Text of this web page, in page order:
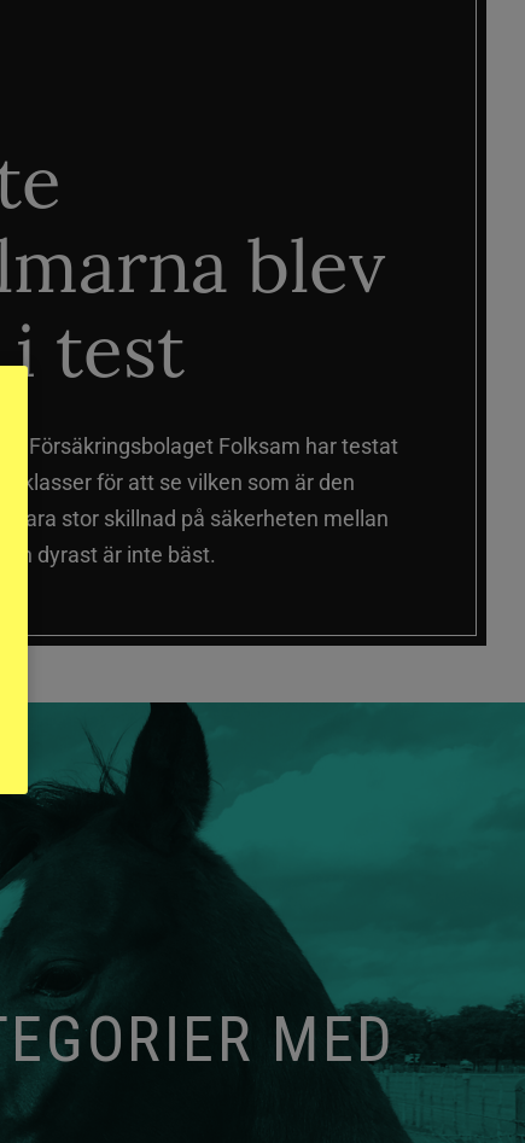
blev
i test
Försäkringsbolaget Folksam har testat
för att se vilken som är den
vara stor skillnad på säkerheten mellan
dyrast är inte bäst.
MED